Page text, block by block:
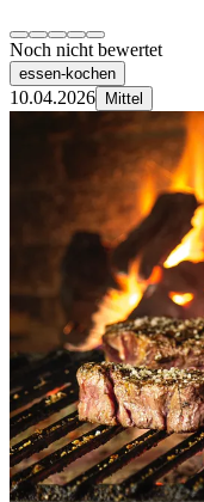
Noch nicht bewertet
essen-kochen
10.04.2026 Mittel